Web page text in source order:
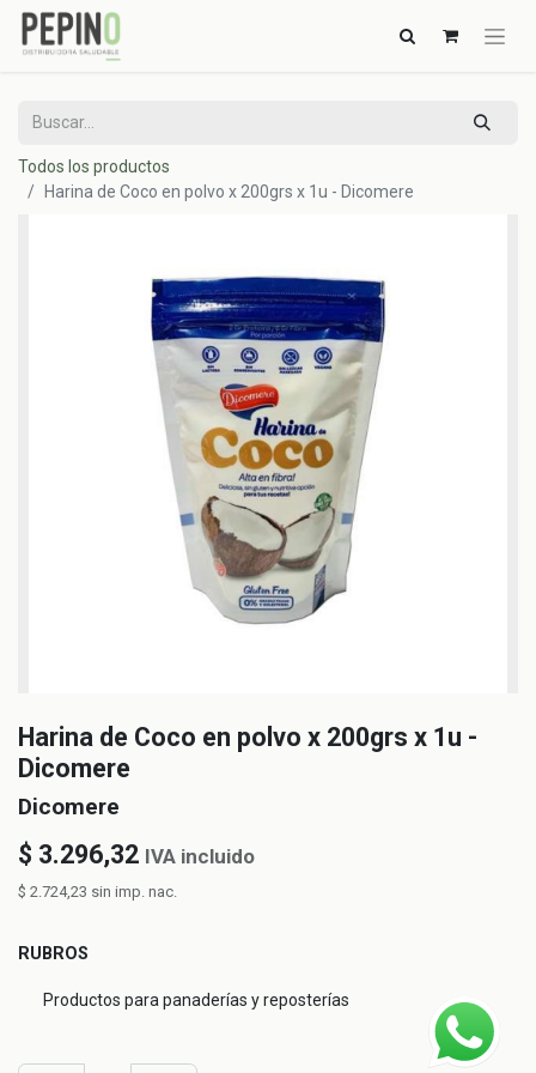
Todos los productos
Harina de Coco en polvo x 200grs x 1u - Dicomere
Harina de Coco en polvo x 200grs x 1u -
Dicomere
Dicomere
$ 3.296,32 IVA incluido
$ 2.724,23 sin imp. nac.
RUBROS
Productos para panaderías y reposterías